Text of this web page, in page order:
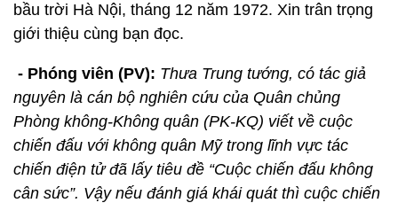
bầu trời Hà Nội, tháng 12 năm 1972. Xin trân trọng
giới thiệu cùng bạn đọc.
- Phóng viên (PV): Thưa Trung tướng, có tác giả
nguyên là cán bộ nghiên cứu của Quân chủng
Phòng không-Không quân (PK-KQ) viết về cuộc
chiến đấu với không quân Mỹ trong lĩnh vực tác
chiến điện tử đã lấy tiêu đề “Cuộc chiến đấu không
cân sức”. Vậy nếu đánh giá khái quát thì cuộc chiến